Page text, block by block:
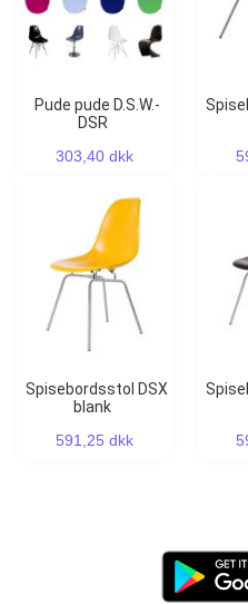
Pude pude D.S.W.-
DSR
303,40 dkk
Spisebordsstol DSS
Spisebordsstol DSX
blank
591,25 dkk
Spisebordsstol DSX